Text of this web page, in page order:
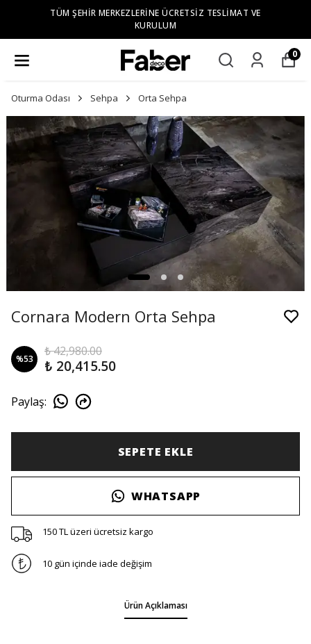
TÜM ŞEHIR MERKEZLERINE ÜCRETSIZ TESLIMAT VE
KURULUM
0
Oturma Odası Sehpa Orta Sehpa
Cornara Modern Orta Sehpa
%53
₺ 42,980.00
₺ 20,415.50
Paylaş:
SEPETE EKLE
WHATSAPP
150 TL üzeri ücretsiz kargo
10 gün içinde iade değişim
Ürün Açıklaması